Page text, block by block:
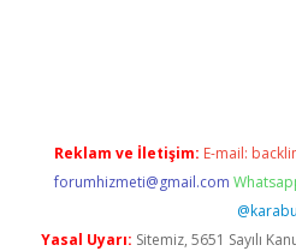
Reklam ve İletişim: E-mail:
forumhizmeti@gmail.com
Yasal Uyarı: Sitemiz, 5651 Sayılı